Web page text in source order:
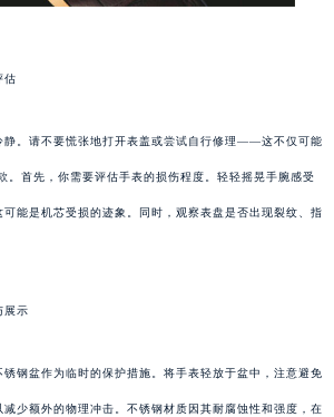
估
静。请不要慌张地打开表盖或尝试自行修理——这不仅可能
。首先，你需要评估手表的损伤程度。轻轻摇晃手腕感受
能是机芯受损的迹象。同时，观察表盘是否出现裂纹、指
展示
钢盆作为临时的保护措施。将手表轻放于盆中，注意避免
少额外的物理冲击。不锈钢材质因其耐腐蚀性和强度，在